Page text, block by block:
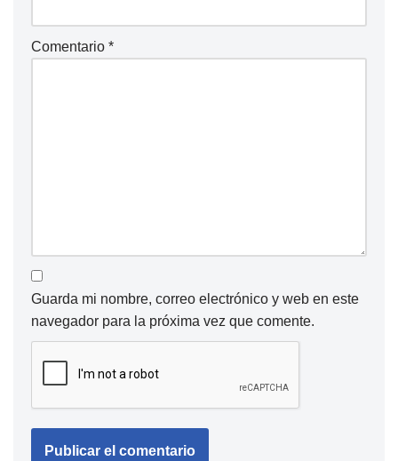
Comentario *
Guarda mi nombre, correo electrónico y web en este
navegador para la próxima vez que comente.